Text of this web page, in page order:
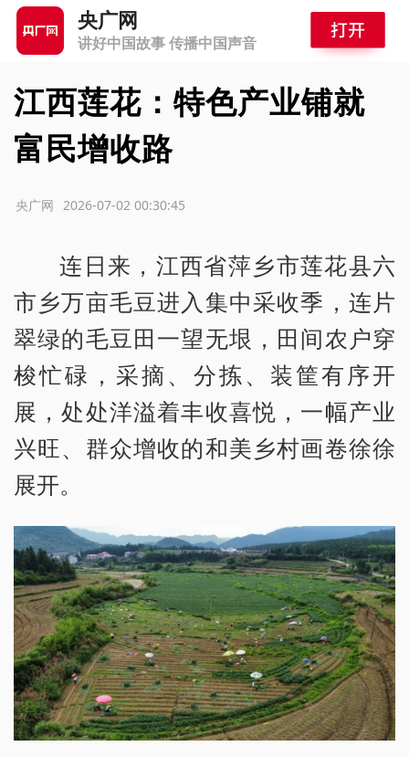
央广网
讲好中国故事 传播中国声音
江西莲花：特色产业铺就
富民增收路
2026-07-02 00:30:45
央广网
连日来，江西省萍乡市莲花县六
市乡万亩毛豆进入集中采收季，连片
翠绿的毛豆田一望无垠，田间农户穿
梭忙碌，采摘、分拣、装筐有序开
展，处处洋溢着丰收喜悦，一幅产业
兴旺、群众增收的和美乡村画卷徐徐
展开。